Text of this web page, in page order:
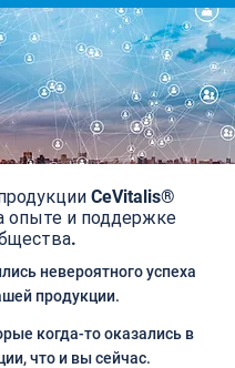
CeVitalis®
опыте и поддержке
невероятного успеха
продукции.
когда-то оказались в
что и вы сейчас.